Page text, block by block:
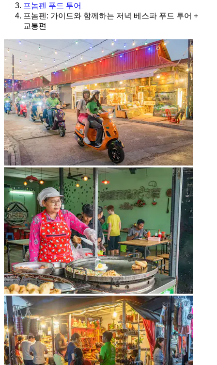
프놈펜 푸드 투어
프놈펜: 가이드와 함께하는 저녁 베스파 푸드 투어 +
교통편